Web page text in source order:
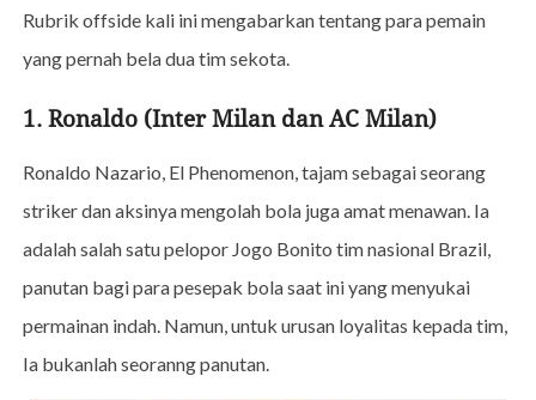
Rubrik offside kali ini mengabarkan tentang para pemain
yang pernah bela dua tim sekota.
1. Ronaldo (Inter Milan dan AC Milan)
Ronaldo Nazario, El Phenomenon, tajam sebagai seorang
striker dan aksinya mengolah bola juga amat menawan. Ia
adalah salah satu pelopor Jogo Bonito tim nasional Brazil,
panutan bagi para pesepak bola saat ini yang menyukai
permainan indah. Namun, untuk urusan loyalitas kepada tim,
Ia bukanlah seoranng panutan.